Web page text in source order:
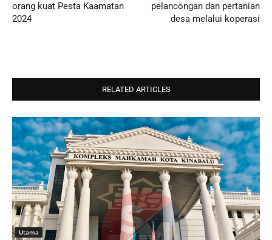
orang kuat Pesta Kaamatan
2024
pelancongan dan pertanian
desa melalui koperasi
RELATED ARTICLES
Utama